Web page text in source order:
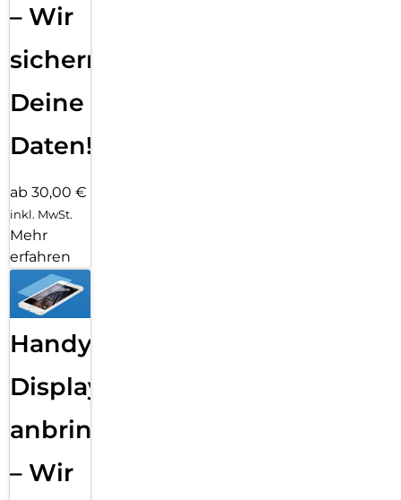
– Wir
sichern
Deine
Daten!
ab 30,00 €
inkl. MwSt.
Mehr
erfahren
Handy
Displayfolie
anbringen
– Wir